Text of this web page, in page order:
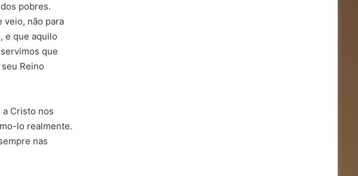
pobres.
veio, não para
e que aquilo
que
Reino
Cristo nos
lo realmente.
nas